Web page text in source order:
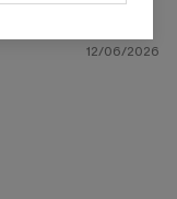
12/06/2026